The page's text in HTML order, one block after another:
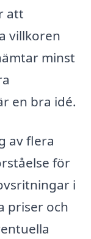
att
villkoren
minst
en bra idé.
av flera
för
i
priser och